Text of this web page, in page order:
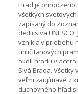
Hrad je
všetkých
zapísaný do
dedičstva
vznikla v priebehu
uhličitanových
okolí hradu
Sivá Brada. Všetky
veľmi zaujímavé z
duchovného